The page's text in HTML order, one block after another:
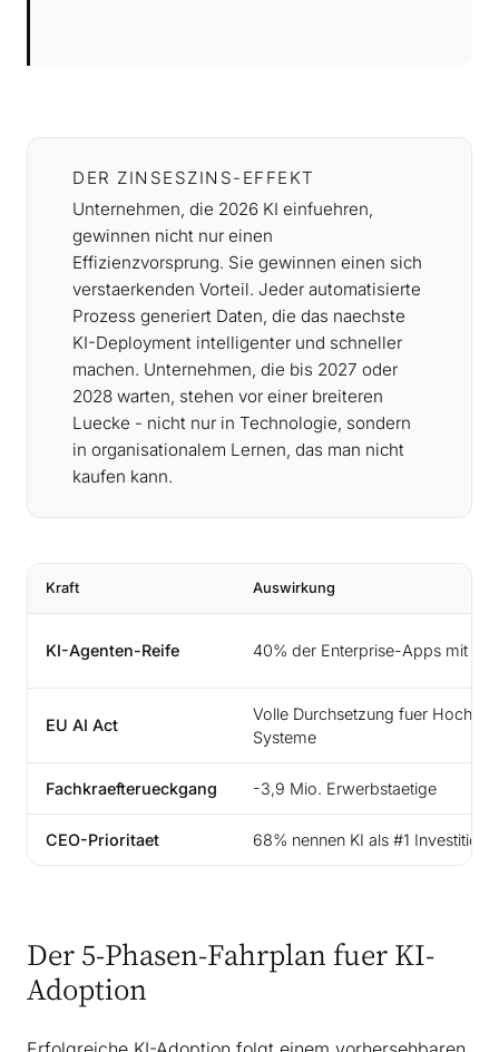
DER ZINSESZINS-EFFEKT
Unternehmen, die 2026 KI einfuehren,
gewinnen nicht nur einen
Effizienzvorsprung. Sie gewinnen einen sich
verstaerkenden Vorteil. Jeder automatisierte
Prozess generiert Daten, die das naechste
KI-Deployment intelligenter und schneller
machen. Unternehmen, die bis 2027 oder
2028 warten, stehen vor einer breiteren
Luecke - nicht nur in Technologie, sondern
in organisationalem Lernen, das man nicht
kaufen kann.
Kraft Auswirkung
KI-Agenten-Reife 40% der Enterprise-Apps mit KI-
EU AI Act
Volle Durchsetzung fuer
Systeme
Fachkraefterueckgang -3,9 Mio. Erwerbstaetige
CEO-Prioritaet 68% nennen KI als #1 Investition
Der 5-Phasen-Fahrplan fuer KI-
Adoption